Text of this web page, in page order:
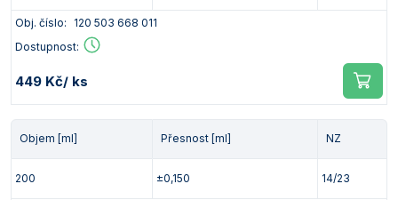
Obj. číslo:
120 503 668 011
Dostupnost:
449 Kč/ ks
Objem [ml] Přesnost [ml] NZ
200 ±0,150 14/23